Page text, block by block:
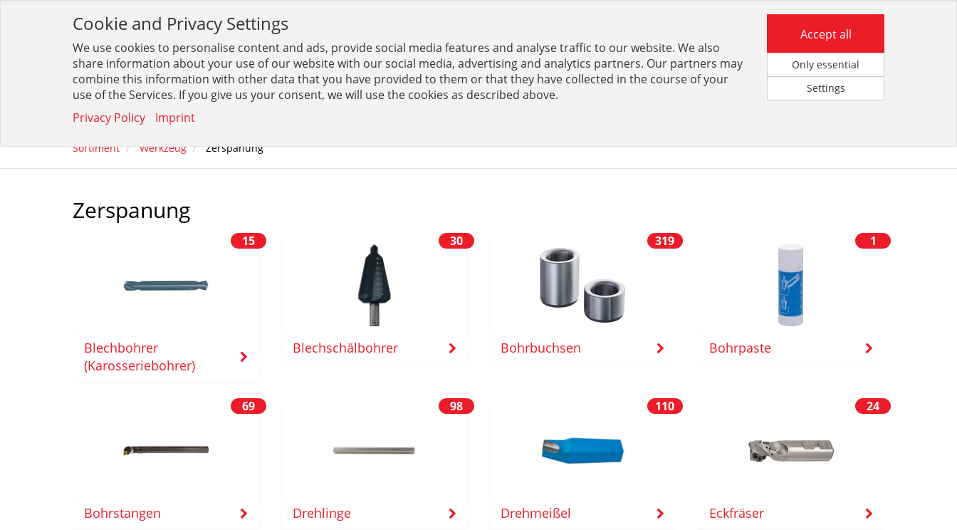
Anmeldung für Kunden
Filter
SORTIMENT
Sortiment Werkzeug Zerspanung
Zerspanung
15
Blechbohrer
(Karosseriebohrer)
30
Blechschälbohrer
319
Bohrbuchsen
1
Bohrpaste
69
Bohrstangen
98
Drehlinge
110
Drehmeißel
24
Eckfräser
Cookie and Privacy Settings
We use cookies to personalise content and ads, provide social media features and analyse traffic to our website. We also
share information about your use of our website with our social media, advertising and analytics partners. Our partners may
combine this information with other data that you have provided to them or that they have collected in the course of your
use of the Services. If you give us your consent, we will use the cookies as described above.
Privacy Policy
Imprint
Accept all
Only essential
Settings